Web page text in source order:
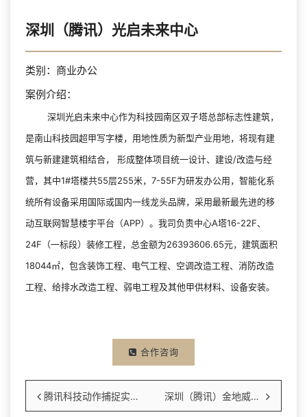
深圳（腾讯）光启未来中心
类别：商业办公
案例介绍：
深圳光启未来中心作为科技园南区双子塔总部标志性建筑，
是南山科技园超甲写字楼，用地性质为新型产业用地，将现有建
筑与新建建筑相结合， 形成整体项目统一设计、建设/改造与经
营，其中1#塔楼共55层255米，7-55F为研发办公用，智能化系
统所有设备采用国际或国内一线龙头品牌，采用最新最先进的移
动互联网智慧楼宇平台（APP）。我司负责中心A塔16-22F、
24F（一标段）装修工程，总金额为26393606.65元，建筑面积
18044㎡，包含装饰工程、电气工程、空调改造工程、消防改造
工程、给排水改造工程、弱电工程及其他甲供材料、设备安装。
合作咨询
腾讯科技动作捕捉实验室 深圳（腾讯）金地威新中心